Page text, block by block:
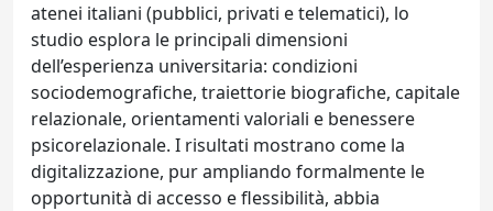
atenei italiani (pubblici, privati e telematici), lo
studio esplora le principali dimensioni
dell’esperienza universitaria: condizioni
sociodemografiche, traiettorie biografiche, capitale
relazionale, orientamenti valoriali e benessere
psicorelazionale. I risultati mostrano come la
digitalizzazione, pur ampliando formalmente le
opportunità di accesso e flessibilità, abbia